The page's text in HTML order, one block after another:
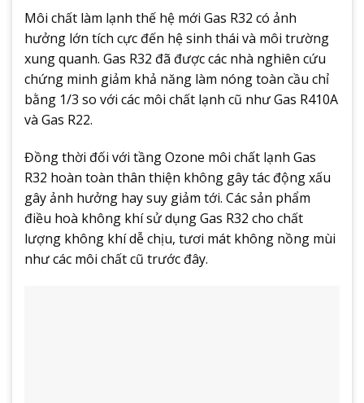
Môi chất làm lạnh thế hệ mới Gas R32 có ảnh
hưởng lớn tích cực đến hệ sinh thái và môi trường
xung quanh. Gas R32 đã được các nhà nghiên cứu
chứng minh giảm khả năng làm nóng toàn cầu chỉ
bằng 1/3 so với các môi chất lạnh cũ như Gas R410A
và Gas R22.
Đồng thời đối với tầng Ozone môi chất lạnh Gas
R32 hoàn toàn thân thiện không gây tác động xấu
gây ảnh hưởng hay suy giảm tới. Các sản phẩm
điều hoà không khí sử dụng Gas R32 cho chất
lượng không khí dễ chịu, tươi mát không nồng mùi
như các môi chất cũ trước đây.